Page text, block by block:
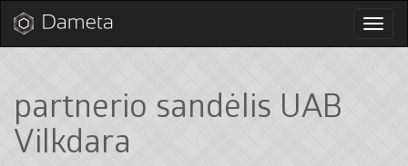
partnerio sandėlis UAB
Vilkdara